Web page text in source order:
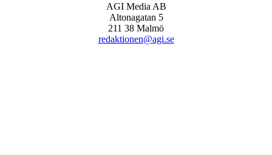
AGI Media AB
Altonagatan 5
211 38 Malmö
redaktionen@agi.se